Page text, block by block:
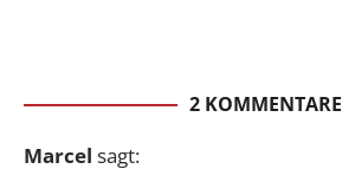
2 KOMMENTARE
Marcel sagt: